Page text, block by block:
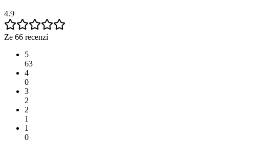
4.9
Ze 66 recenzí
5
63
4
0
3
2
2
1
1
0